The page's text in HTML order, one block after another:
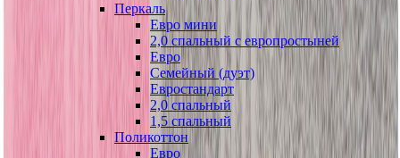
Перкаль
Евро мини
2,0 спальный с европростыней
Евро
Семейный (дуэт)
Евростандарт
2,0 спальный
1,5 спальный
Поликоттон
Евро